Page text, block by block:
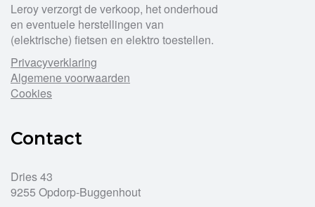
Leroy verzorgt de verkoop, het onderhoud
en eventuele herstellingen van
(elektrische) fietsen en elektro toestellen.
Privacyverklaring
Algemene voorwaarden
Cookies
Contact
Dries 43
9255 Opdorp-Buggenhout